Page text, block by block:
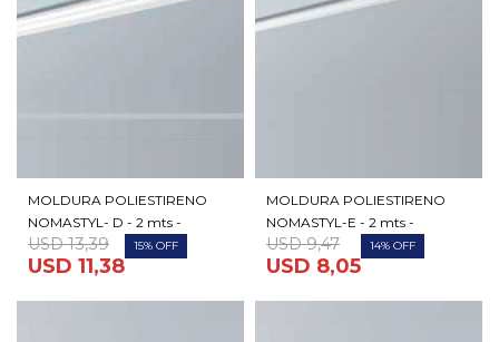
MOLDURA POLIESTIRENO
NOMASTYL- D - 2 mts -
USD 11,38
USD 13,39 15
MOLDURA POLIESTIRENO
NOMASTYL-E - 2 mts -
USD 8,05
USD 9,47 14